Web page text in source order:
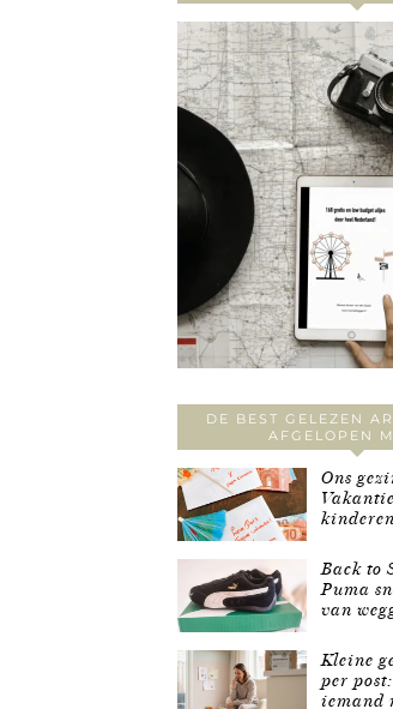
DE BEST GELEZEN
AFGELOPEN
Ons
Back to
Puma
van
Kleine
per
iemand